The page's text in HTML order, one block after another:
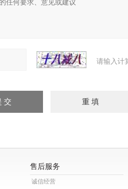
请输入计
售后服务
诚信经营